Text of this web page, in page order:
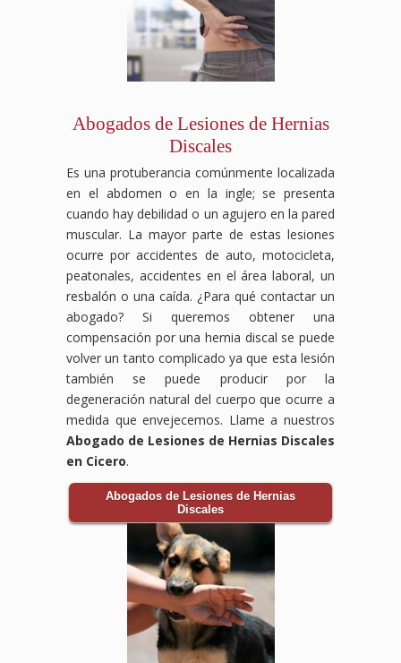
Abogados de Lesiones de Hernias
Discales
Es una protuberancia comúnmente localizada
en el abdomen o en la ingle; se presenta
cuando hay debilidad o un agujero en la pared
muscular. La mayor parte de estas lesiones
ocurre por accidentes de auto, motocicleta,
peatonales, accidentes en el área laboral, un
resbalón o una caída. ¿Para qué contactar un
abogado? Si queremos obtener una
compensación por una hernia discal se puede
volver un tanto complicado ya que esta lesión
también se puede producir por la
degeneración natural del cuerpo que ocurre a
medida que envejecemos. Llame a nuestros
Abogado de Lesiones de Hernias Discales
en Cicero.
Abogados de Lesiones de Hernias
Discales